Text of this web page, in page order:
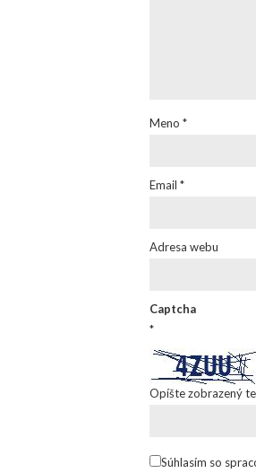
Meno *
Email *
Adresa webu
Captcha
*
Opíšte zobrazený
Súhlasím so